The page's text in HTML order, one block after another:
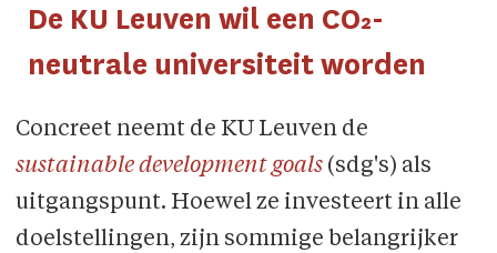
De KU Leuven wil een CO₂-
neutrale universiteit worden
Concreet neemt de KU Leuven de
sustainable development goals(sdg's) als
uitgangspunt. Hoewel ze investeert in alle
doelstellingen, zijn sommige belangrijker